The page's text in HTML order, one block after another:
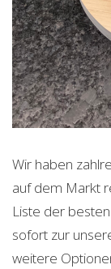
Wir haben
auf dem Markt
Liste der
sofort zur
weitere